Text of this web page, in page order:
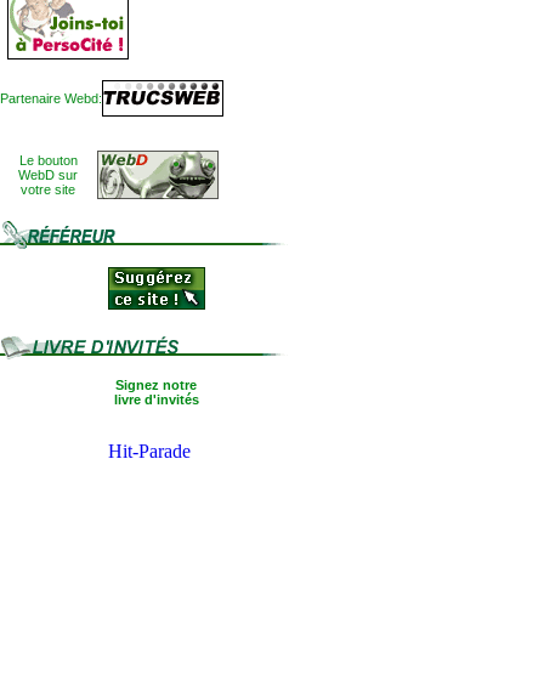
Partenaire Webd:
Le bouton
WebD sur
votre site
Signez notre
livre d'invités